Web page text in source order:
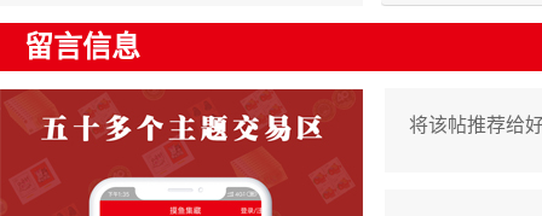
留言信息
将该帖推荐给